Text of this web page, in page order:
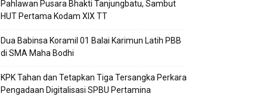
Pahlawan Pusara Bhakti Tanjungbatu, Sambut
HUT Pertama Kodam XIX TT
Dua Babinsa Koramil 01 Balai Karimun Latih PBB
di SMA Maha Bodhi
KPK Tahan dan Tetapkan Tiga Tersangka Perkara
Pengadaan Digitalisasi SPBU Pertamina